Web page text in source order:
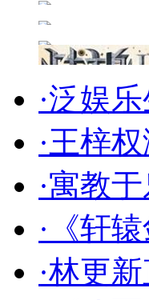
林更新
《建军
《建军
·泛娱
·王梓
·寓教
·《轩
·林更